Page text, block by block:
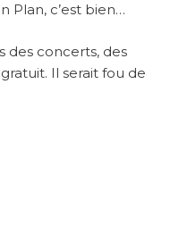
Plan, c’est bien…
des concerts, des
Il serait fou de